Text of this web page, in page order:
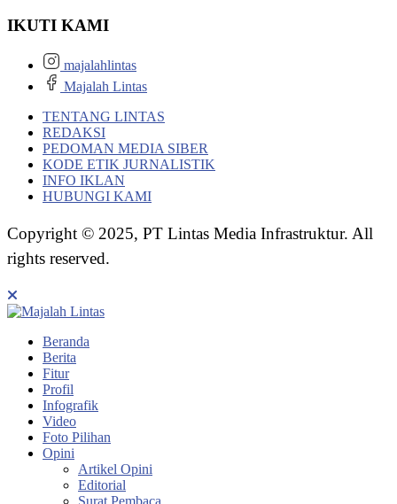
IKUTI KAMI
majalahlintas
Majalah Lintas
TENTANG LINTAS
REDAKSI
PEDOMAN MEDIA SIBER
KODE ETIK JURNALISTIK
INFO IKLAN
HUBUNGI KAMI
Copyright © 2025, PT Lintas Media Infrastruktur. All
rights reserved.
Beranda
Berita
Fitur
Profil
Infografik
Video
Foto Pilihan
Opini
Artikel Opini
Editorial
Surat Pembaca